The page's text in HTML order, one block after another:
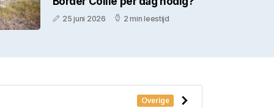
25 juni 2026 2 min leestijd
Overige